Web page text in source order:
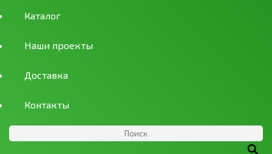
Каталог
Наши проекты
Доставка
Контакты